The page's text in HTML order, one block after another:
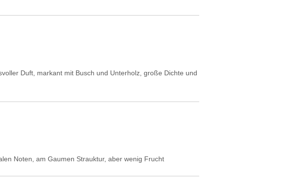
Duft, markant mit Busch und Unterholz, große Dichte und
Noten, am Gaumen Strauktur, aber wenig Frucht